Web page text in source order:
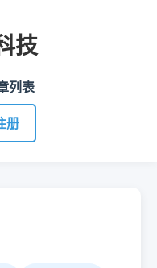
技
列表
册